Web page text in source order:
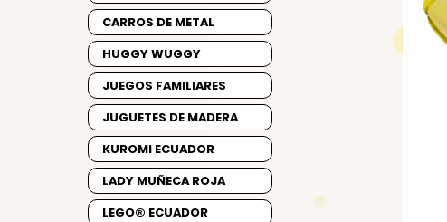
CARROS DE METAL
HUGGY WUGGY
JUEGOS FAMILIARES
JUGUETES DE MADERA
KUROMI ECUADOR
LADY MUÑECA ROJA
LEGO® ECUADOR